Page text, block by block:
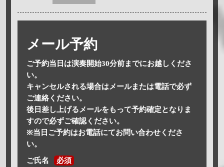
メール予約
ご予約当日は演奏開始30分前までにお越しくださ
い。
キャンセルされる場合はメールまたは電話で必ず
ご連絡ください。
後日差し上げるメールをもって予約確定となりま
すので必ずご確認ください。
※当日ご予約はお電話にてお問い合わせくださ
い。
ご氏名 必須